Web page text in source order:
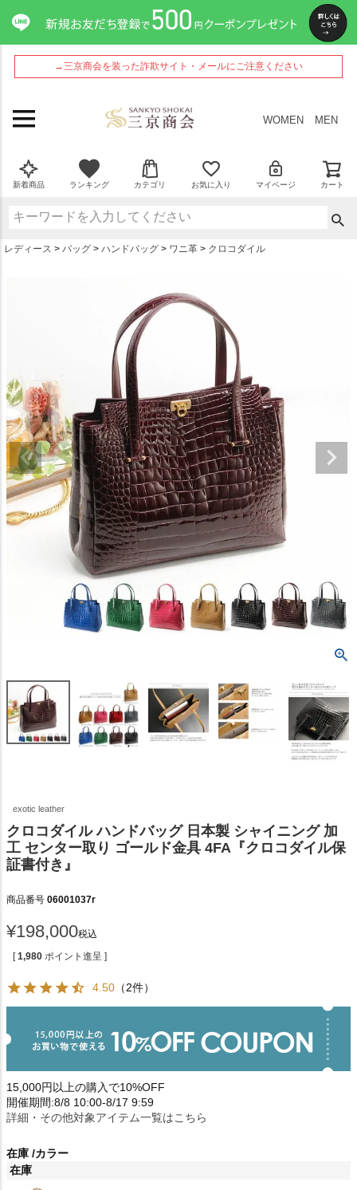
→三京商会を装った詐欺サイト・メールにご注意ください
WOMEN MEN
新着商品 ランキング カテゴリ お気に入り マイページ カート
レディース バッグ ハンドバッグ ワニ革 クロコダイル
exotic leather
クロコダイル ハンドバッグ 日本製 シャイニング 加
工 センター取り ゴールド金具 4FA『クロコダイル保
証書付き』
商品番号 06001037r
¥198,000税込
[ 1,980 ポイント進呈 ]
4.50 （2件）
15,000円以上の購入で10%OFF
開催期間:8/8 10:00-8/17 9:59
詳細・その他対象アイテム一覧はこちら
在庫 カラー
在庫
ペー
ジト
ップ
へ